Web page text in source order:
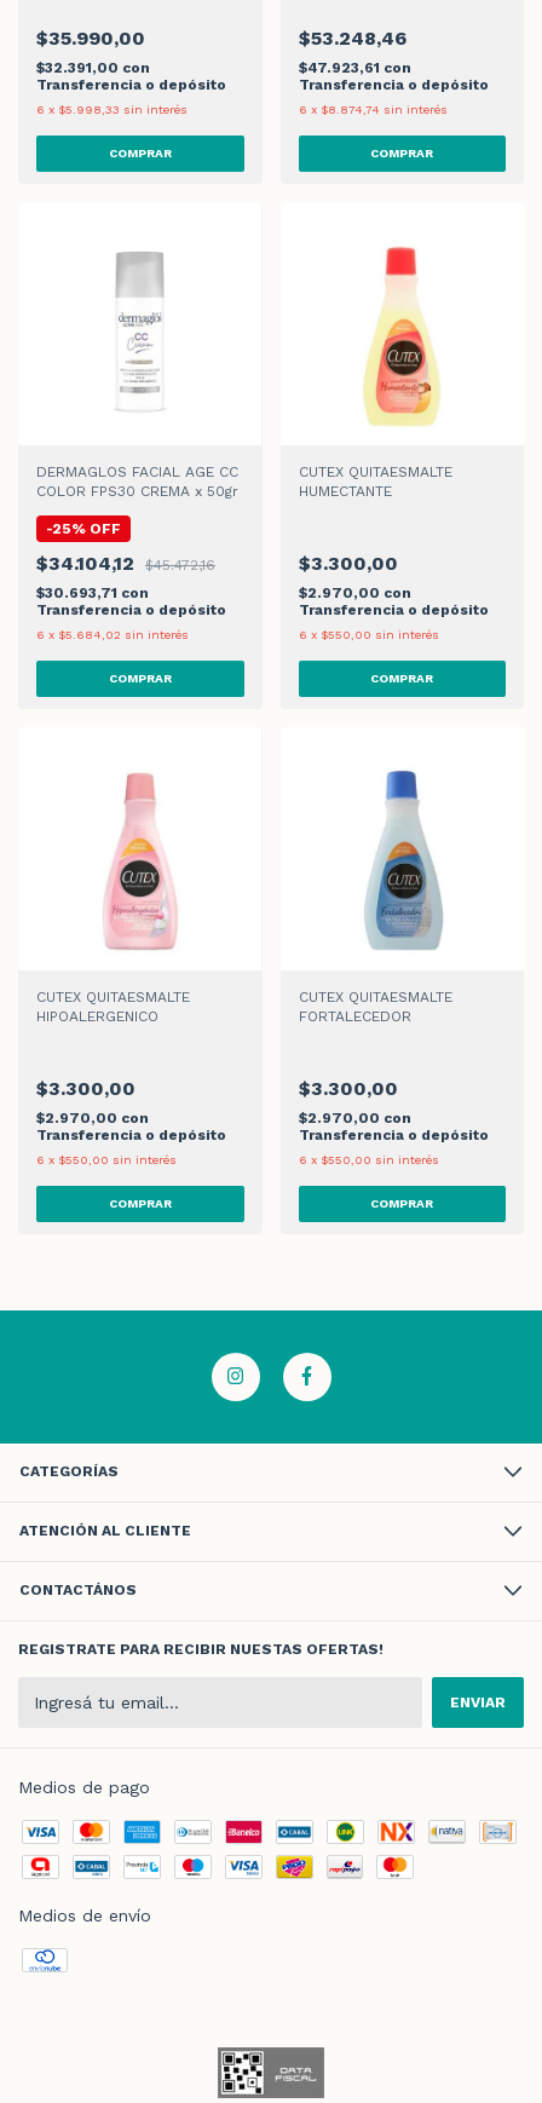
$35.990,00
$32.391,00 con
Transferencia o depósito
6 x $5.998,33 sin interés
COMPRAR
$53.248,46
$47.923,61 con
Transferencia o depósito
6 x $8.874,74 sin interés
DERMAGLOS FACIAL AGE CC
COLOR FPS30 CREMA x 50gr
-25% OFF
$34.104,12
$45.472,16
$30.693,71 con
Transferencia o depósito
6 x $5.684,02 sin interés
CUTEX QUITAESMALTE
HUMECTANTE
$3.300,00
$2.970,00 con
Transferencia o depósito
6 x $550,00 sin interés
CUTEX QUITAESMALTE
HIPOALERGENICO
$3.300,00
$2.970,00 con
Transferencia o depósito
6 x $550,00 sin interés
CUTEX QUITAESMALTE
FORTALECEDOR
$3.300,00
$2.970,00 con
Transferencia o depósito
6 x $550,00 sin interés
CATEGORÍAS
ATENCIÓN AL CLIENTE
CONTACTÁNOS
REGISTRATE PARA RECIBIR NUESTAS OFERTAS!
Medios de pago
Medios de envío